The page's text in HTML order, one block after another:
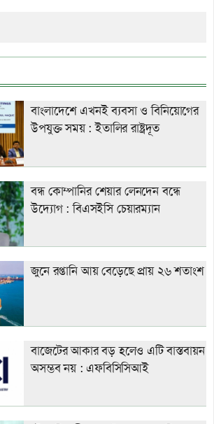
বাংলাদেশে এখনই ব্যবসা ও বিনিয়োগের
উপযুক্ত সময় : ইতালির রাষ্ট্রদূত
বন্ধ কোম্পানির শেয়ার লেনদেন বন্ধে
উদ্যোগ : বিএসইসি চেয়ারম্যান
জুনে রপ্তানি আয় বেড়েছে প্রায় ২৬ শতাংশ
বাজেটের আকার বড় হলেও এটি বাস্তবায়ন
অসম্ভব নয় : এফবিসিসিআই